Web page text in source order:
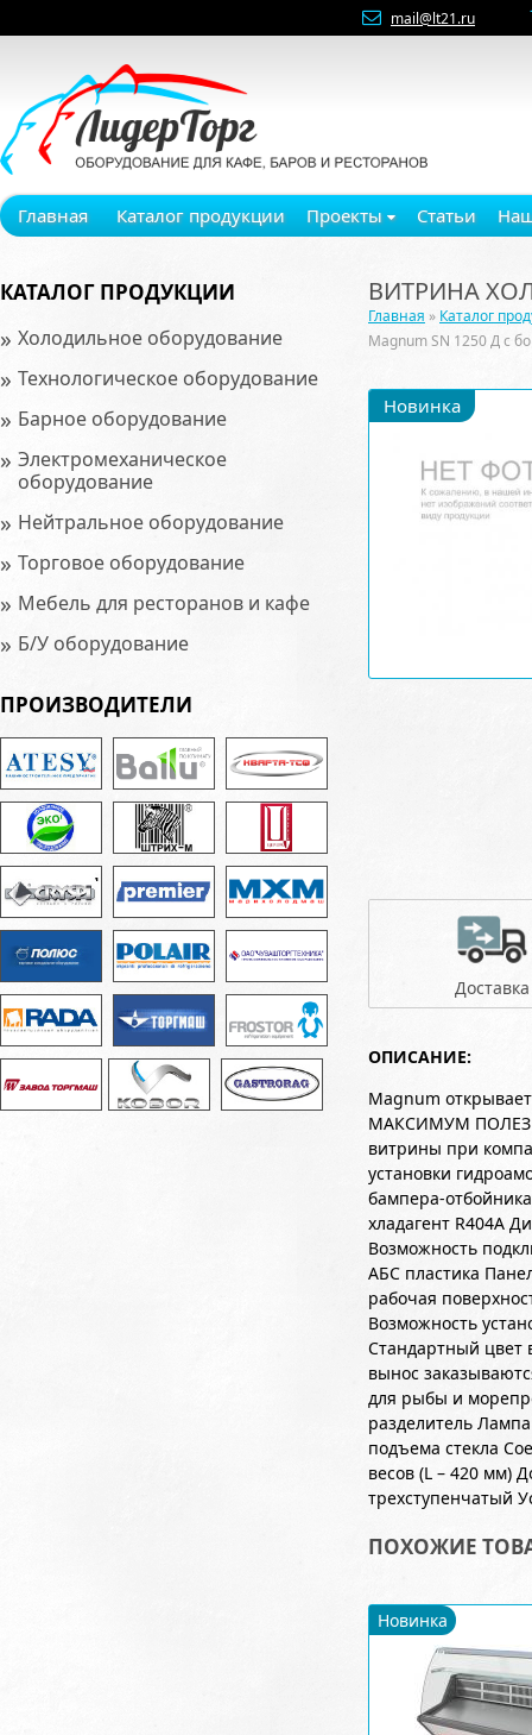
mail@lt21.ru
Главная Каталог продукции Проекты Статьи
КАТАЛОГ ПРОДУКЦИИ
» Холодильное оборудование
» Технологическое оборудование
» Барное оборудование
» Электромеханическое
оборудование
» Нейтральное оборудование
» Торговое оборудование
» Мебель для ресторанов и кафе
» Б/У оборудование
ПРОИЗВОДИТЕЛИ
ВИТРИНА
Главная » Каталог
Magnum SN 1250 Д с
Новинка
Доставка
ОПИСАНИЕ:
Magnum
МАКСИМУМ
витрины при
установки
бампера-
хладагент R404A
Возможность
АБС пластика
рабочая
Возможность
Стандартный цвет
вынос
для рыбы и
разделитель
подъема стекла
весов (L – 420 мм)
трехступенчатый
ПОХОЖИЕ
Новинка